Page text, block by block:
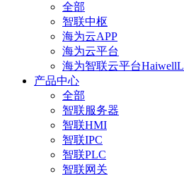
全部
智联中枢
海为云APP
海为云平台
海为智联云平台
产品中心
全部
智联服务器
智联HMI
智联IPC
智联PLC
智联网关